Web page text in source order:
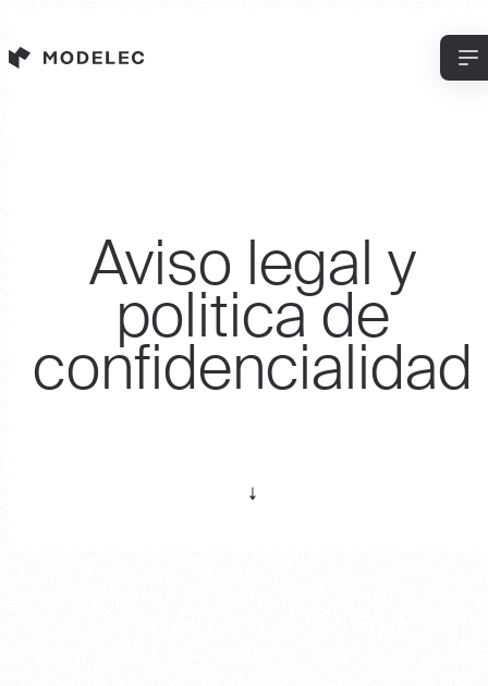
Aviso legal y
politica de
confidencialidad